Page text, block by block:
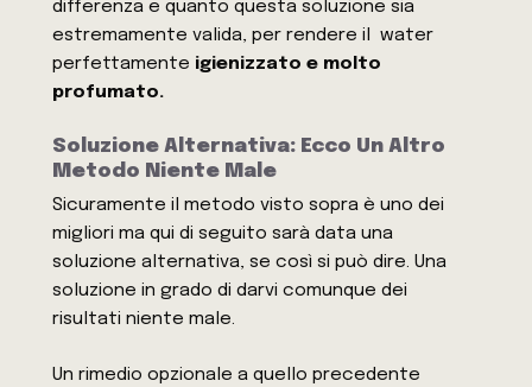
differenza e quanto questa soluzione sia
estremamente valida, per rendere il water
perfettamente igienizzato e molto
profumato.
Soluzione Alternativa: Ecco Un Altro
Metodo Niente Male
Sicuramente il metodo visto sopra è uno dei
migliori ma qui di seguito sarà data una
soluzione alternativa, se così si può dire. Una
soluzione in grado di darvi comunque dei
risultati niente male.
Un rimedio opzionale a quello precedente